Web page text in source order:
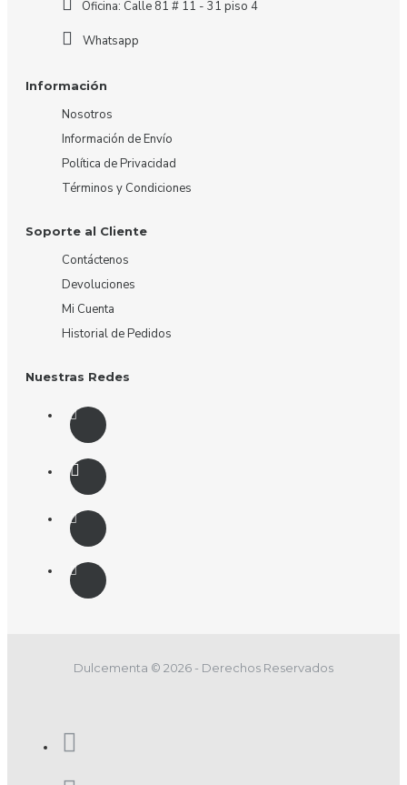
Oficina: Calle 81 # 11 - 31 piso 4
Whatsapp
Información
Nosotros
Información de Envío
Política de Privacidad
Términos y Condiciones
Soporte al Cliente
Contáctenos
Devoluciones
Mi Cuenta
Historial de Pedidos
Nuestras Redes
Dulcementa © 2026 - Derechos Reservados